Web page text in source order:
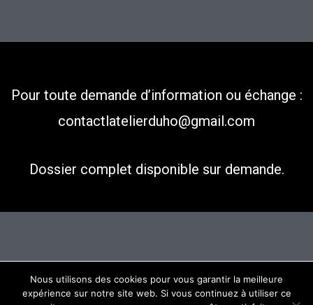
Pour toute demande d’information ou échange :
contactlatelierduho@gmail.com
Dossier complet disponible sur demande.
Nous utilisons des cookies pour vous garantir la meilleure
expérience sur notre site web. Si vous continuez à utiliser ce